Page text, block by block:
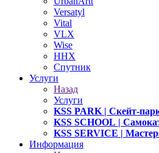
Versatyl
Vital
VLX
Wise
ННХ
Спутник
Услуги
Назад
Услуги
KSS PARK | Скейт-
KSS SCHOOL |
KSS SERVICE |
Информация